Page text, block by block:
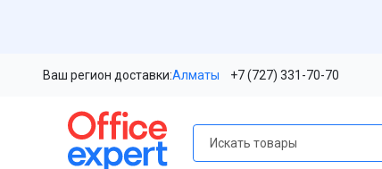
Ваш регион доставки:Алматы +7 (727) 331-70-70